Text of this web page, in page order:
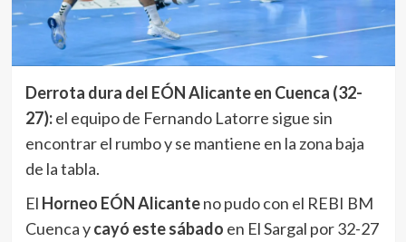
Derrota dura del EÓN Alicante en Cuenca (32-
27):el equipo de Fernando Latorre sigue sin
encontrar el rumbo y se mantiene en la zona baja
de la tabla.
El Horneo EÓN Alicanteno pudo con el REBI BM
Cuenca ycayó este sábado en El Sargal por 32-27